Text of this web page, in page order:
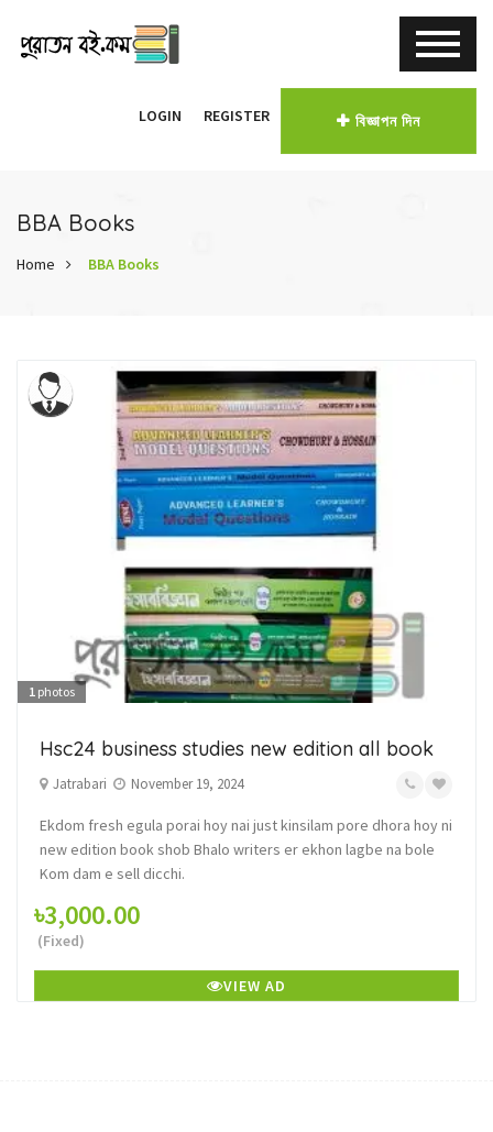
LOGIN REGISTER বিজ্ঞাপন দিন
BBA Books
Home BBA Books
1 photos
Hsc24 business studies new edition all book
Jatrabari November 19, 2024
Ekdom fresh egula porai hoy nai just kinsilam pore dhora hoy ni
new edition book shob Bhalo writers er ekhon lagbe na bole
Kom dam e sell dicchi.
৳3,000.00
(Fixed)
VIEW AD